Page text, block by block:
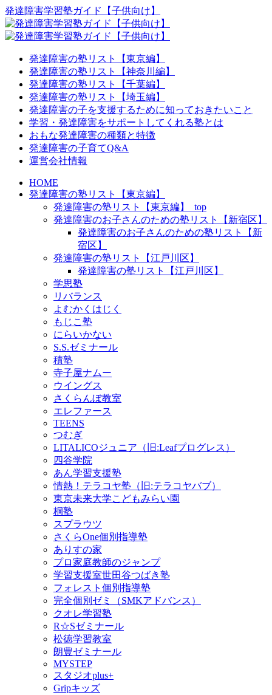
発達障害学習塾ガイド【子供向け】
発達障害の塾リスト【東京編】
発達障害の塾リスト【神奈川編】
発達障害の塾リスト【千葉編】
発達障害の塾リスト【埼玉編】
発達障害の子を支援するために知っておきたいこと
学習・発達障害をサポートしてくれる塾とは
おもな発達障害の種類と特徴
発達障害の子育てQ&A
運営会社情報
HOME
発達障害の塾リスト【東京編】
発達障害の塾リスト【東京編】_top
発達障害のお子さんのための塾リスト【新宿区】
発達障害のお子さんのための塾リスト【新
宿区】
発達障害の塾リスト【江戸川区】
発達障害の塾リスト【江戸川区】
学思塾
リバランス
よむかくはじく
もじこ塾
にらいかない
S.S.ゼミナール
積塾
寺子屋ナムー
ウイングス
さくらんぼ教室
エレファース
TEENS
つむぎ
LITALICOジュニア（旧:Leafプログレス）
四谷学院
あん学習支援塾
情熱！テラコヤ塾（旧:テラコヤバブ）
東京未来大学こどもみらい園
桐塾
スプラウツ
さくらOne個別指導塾
ありすの家
プロ家庭教師のジャンプ
学習支援室世田谷つばき塾
フォレスト個別指導塾
完全個別ゼミ（SMKアドバンス）
クオレ学習塾
R☆Sゼミナール
松徳学習教室
朗豊ゼミナール
MYSTEP
スタジオplus+
Gripキッズ